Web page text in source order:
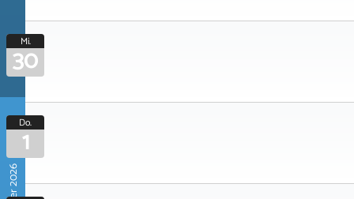
Mi.
30
Do.
1